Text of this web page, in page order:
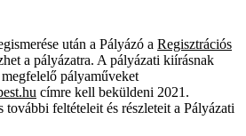
után a Pályázó a Regisztrációs
a pályázatra. A pályázati kiírásnak
pályaműveket
címre kell beküldeni 2021.
további feltételeit és részleteit a Pályázati